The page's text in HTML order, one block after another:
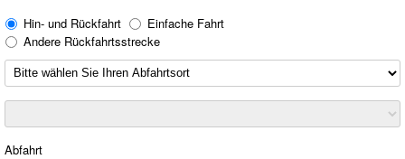
Hin- und Rückfahrt
Einfache Fahrt
Andere Rückfahrtsstrecke
Abfahrt